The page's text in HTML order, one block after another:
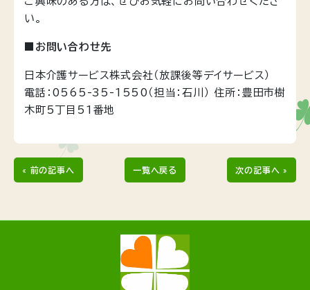
い。
■お問い合わせ先
日本介護サービス株式会社（放課後等デイサービス）
電話：0565-35-1550（担当：石川） 住所：豊田市樹
木町5丁目51番地
« 前の記事へ 一覧へ戻る 次の記事へ »